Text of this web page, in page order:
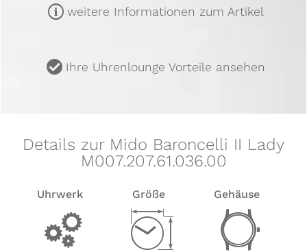
m weitere Informationen zum Artikel
u Ihre Uhrenlounge Vorteile ansehen
Details zur Mido Baroncelli II Lady
M007.207.61.036.00
Uhrwerk
v
Größe
Z
Gehäuse
w